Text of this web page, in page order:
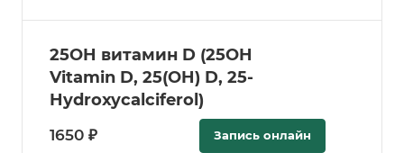
25­OH витамин D (25­OH
Vitamin D, 25(OH) D, 25­
Hydroxycalciferol)
1650 ₽ Запись онлайн